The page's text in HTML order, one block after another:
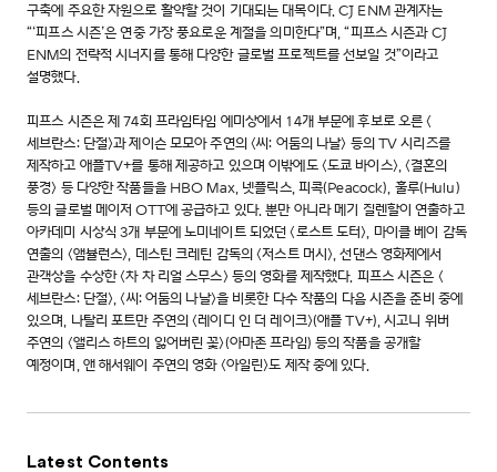
구축에 주요한 자원으로 활약할 것이 기대되는 대목이다. CJ ENM 관계자는
“‘피프스 시즌’은 연중 가장 풍요로운 계절을 의미한다”며, “피프스 시즌과 CJ
ENM의 전략적 시너지를 통해 다양한 글로벌 프로젝트를 선보일 것”이라고
설명했다.
피프스 시즌은 제 74회 프라임타임 에미상에서 14개 부문에 후보로 오른 <
세브란스: 단절>과 제이슨 모모아 주연의 <씨: 어둠의 나날> 등의 TV 시리즈를
제작하고 애플TV+를 통해 제공하고 있으며 이밖에도 <도쿄 바이스>, <결혼의
풍경> 등 다양한 작품들을 HBO Max, 넷플릭스, 피콕(Peacock), 훌루(Hulu)
등의 글로벌 메이저 OTT에 공급하고 있다. 뿐만 아니라 메기 질렌할이 연출하고
아카데미 시상식 3개 부문에 노미네이트 되었던 <로스트 도터>, 마이클 베이 감독
연출의 <앰뷸런스>, 데스틴 크레틴 감독의 <저스트 머시>, 선댄스 영화제에서
관객상을 수상한 <차 차 리얼 스무스> 등의 영화를 제작했다. 피프스 시즌은 <
세브란스: 단절>, <씨: 어둠의 나날>을 비롯한 다수 작품의 다음 시즌을 준비 중에
있으며, 나탈리 포트만 주연의 <레이디 인 더 레이크>(애플 TV+), 시고니 위버
주연의 <앨리스 하트의 잃어버린 꽃>(아마존 프라임) 등의 작품을 공개할
예정이며, 앤 해서웨이 주연의 영화 <아일린>도 제작 중에 있다.
Latest Contents